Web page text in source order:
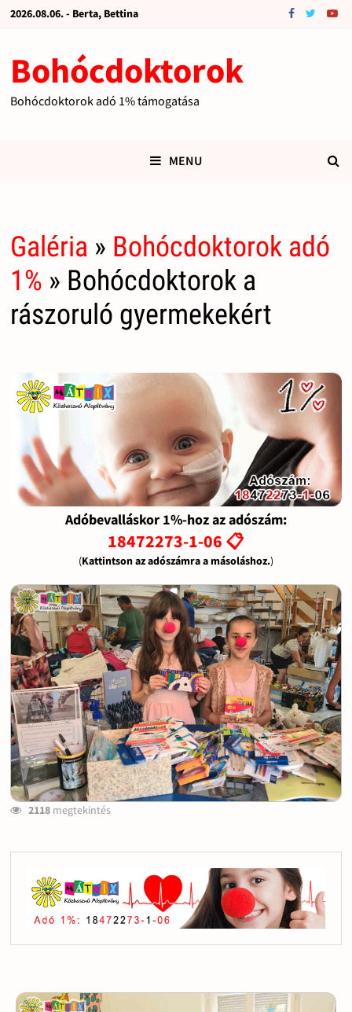
2026.08.06. - Berta, Bettina
Bohócdoktorok
Bohócdoktorok adó 1% támogatása
MENU
Galéria » Bohócdoktorok adó
1% » Bohócdoktorok a
rászoruló gyermekekért
Adóbevalláskor 1%-hoz az adószám:
18472273-1-06 📋
(Kattintson az adószámra a másoláshoz.)
2118megtekintés